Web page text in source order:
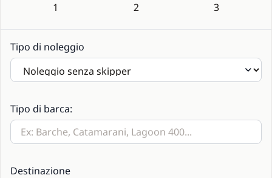
1 2 3
Tipo di noleggio
Tipo di barca:
Destinazione